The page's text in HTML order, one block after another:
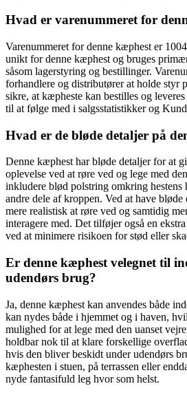
Hvad er varenummeret for
Varenummeret for denne kæphest er
unikt for denne kæphest og bruges
såsom lagerstyring og bestillinger.
forhandlere og distributører at holde styr
sikre, at kæpheste kan bestilles og
til at følge med i salgsstatistikker og
Hvad er de bløde detaljer på
Denne kæphest har bløde detaljer for at
oplevelse ved at røre ved og lege med
inkludere blød polstring omkring hestens
andre dele af kroppen. Ved at have
mere realistisk at røre ved og samtidig
interagere med. Det tilføjer også en
ved at minimere risikoen for stød eller
Er denne kæphest velegnet til
udendørs brug?
Ja, denne kæphest kan anvendes både
kan nydes både i hjemmet og i haven,
mulighed for at lege med den uanset
holdbar nok til at klare forskellige
hvis den bliver beskidt under udendørs
kæphesten i stuen, på terrassen eller
nyde fantasifuld leg hvor som helst.